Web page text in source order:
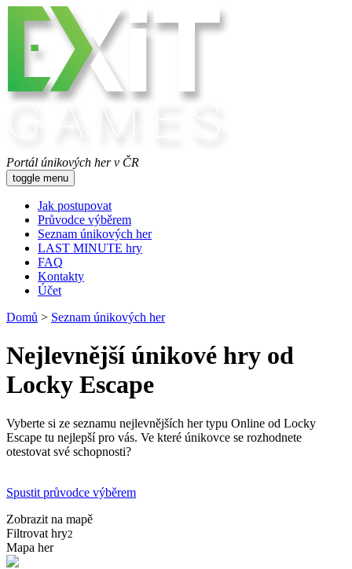
Portál únikových her v ČR
toggle menu
Jak postupovat
Průvodce výběrem
Seznam únikových her
LAST MINUTE hry
FAQ
Kontakty
Účet
Domů > Seznam únikových her
Nejlevnější únikové hry od
Locky Escape
Vyberte si ze seznamu nejlevnějších her typu Online od Locky
Escape tu nejlepší pro vás. Ve které únikovce se rozhodnete
otestovat své schopnosti?
Spustit průvodce výběrem
Zobrazit na mapě
Filtrovat hry2
Mapa her